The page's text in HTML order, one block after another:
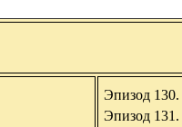
Эпизод 130.
Эпизод 131.